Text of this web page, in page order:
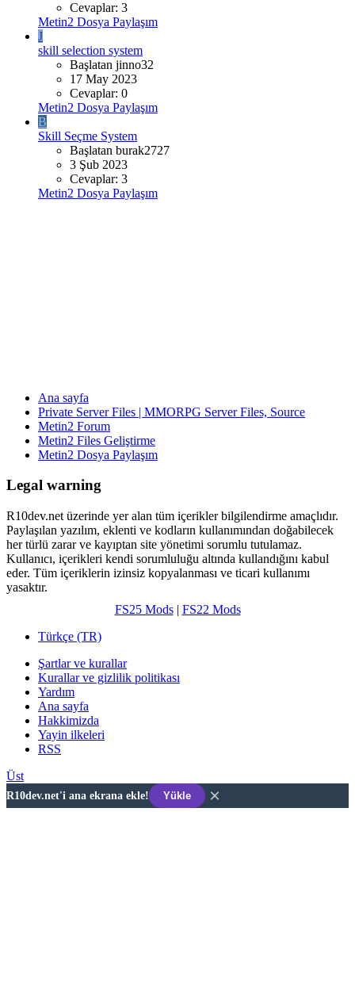
Cevaplar: 3
Metin2 Dosya Paylaşım
J
skill selection system
Başlatan jinno32
17 May 2023
Cevaplar: 0
Metin2 Dosya Paylaşım
B
Skill Seçme System
Başlatan burak2727
3 Şub 2023
Cevaplar: 3
Metin2 Dosya Paylaşım
Ana sayfa
Private Server Files | MMORPG Server Files, Source
Metin2 Forum
Metin2 Files Geliştirme
Metin2 Dosya Paylaşım
Legal warning
R10dev.net üzerinde yer alan tüm içerikler bilgilendirme amaçlıdır.
Paylaşılan yazılım, eklenti ve kodların kullanımından doğabilecek
her türlü zarar ve kayıptan site yönetimi sorumlu tutulamaz.
Kullanıcı, içerikleri kendi sorumluluğu altında kullandığını kabul
eder. Tüm içeriklerin izinsiz kopyalanması ve ticari kullanımı
yasaktır.
FS25 Mods| FS22 Mods
Türkçe (TR)
Şartlar ve kurallar
Kurallar ve gizlilik politikası
Yardım
Ana sayfa
Hakkimizda
Yayin ilkeleri
RSS
Üst
R10dev.net'i ana ekrana ekle! Yükle ×